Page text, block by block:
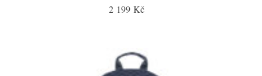
2 199 Kč